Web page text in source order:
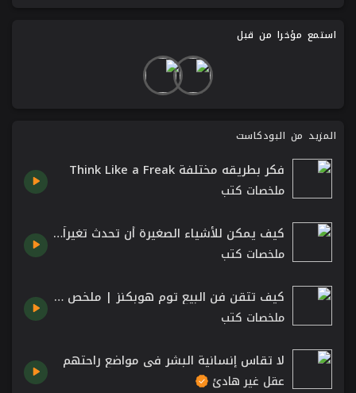
استمع مؤخرا من قبل
المزيد من البودكاست
فكر بطريقه مختلفة Think Like a Freak
ملخصات كتب
كيف يمكن للأشياء الصغيرة أن تحدث تغيراً كبيراً | كتاب نقطة التحول The Tipping Point مالكوم غلادويل
ملخصات كتب
كيف تتقن فن البيع توم هوبكنز | ملخص كتاب المبيعات الاشهر في مجال البيع والتسويق
ملخصات كتب
لا تقاس إنسانية البشر في مواضع راحتهم
عقل غير هادئ